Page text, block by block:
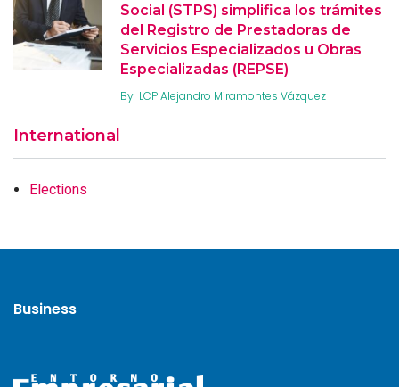
Social (STPS) simplifica los trámites
del Registro de Prestadoras de
Servicios Especializados u Obras
Especializadas (REPSE)
By LCP Alejandro Miramontes Vázquez
International
Elections
Business